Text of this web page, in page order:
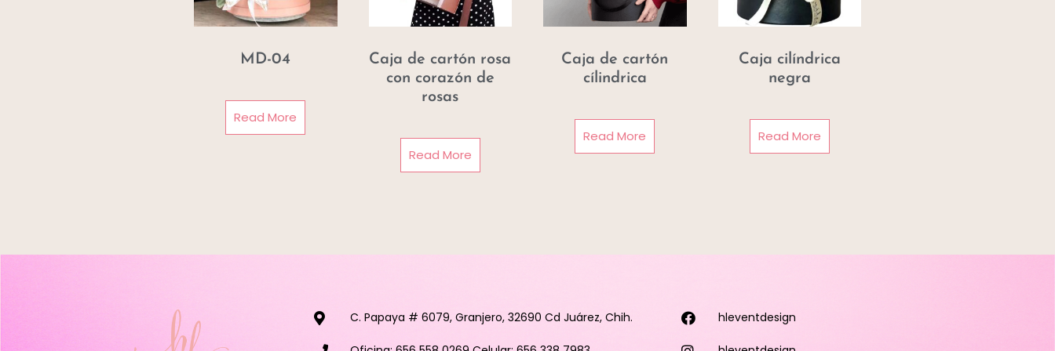
MD-04
Read More
Caja de cartón rosa
con corazón de
rosas
Read More
Caja de cartón
cílindrica
Read More
Caja cilíndrica
negra
Read More
C. Papaya # 6079, Granjero, 32690 Cd Juárez, Chih. hleventdesign